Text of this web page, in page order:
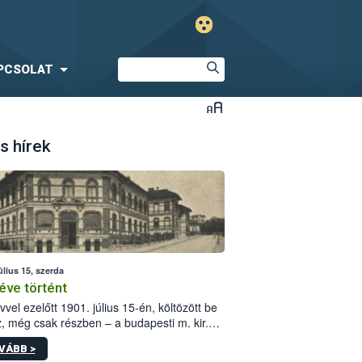
hírek
15, szerda
történt
ezelőtt 1901. július 15-én, költözött be
még csak részben – a budapesti m. kir.
állomás a Kis Rókus utca
alatti, Czigler Győző által tervezett új
>